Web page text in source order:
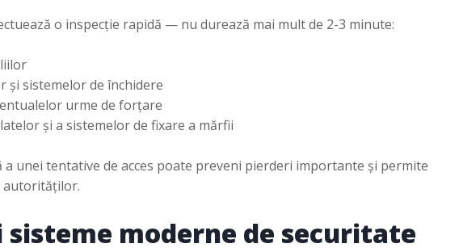
o inspecție rapidă — nu durează mai mult de 2-3 minute:
și sistemelor de închidere
urme de forțare
și a sistemelor de fixare a mărfii
a unei tentative de acces poate preveni pierderi importante și permite
autorităților.
sisteme moderne de securitate